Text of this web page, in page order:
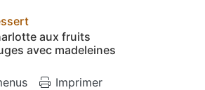
aux fruits
avec madeleines
Imprimer